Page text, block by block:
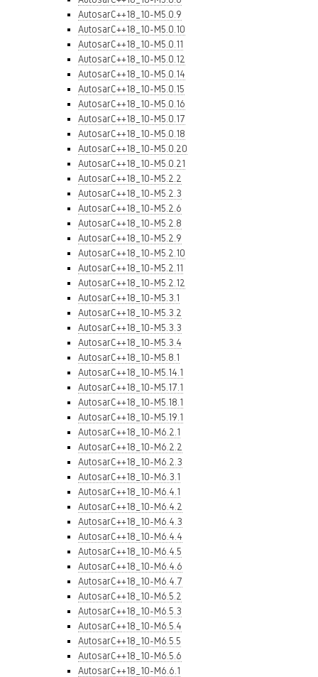
AutosarC++18_10-M5.0.9
AutosarC++18_10-M5.0.10
AutosarC++18_10-M5.0.11
AutosarC++18_10-M5.0.12
AutosarC++18_10-M5.0.14
AutosarC++18_10-M5.0.15
AutosarC++18_10-M5.0.16
AutosarC++18_10-M5.0.17
AutosarC++18_10-M5.0.18
AutosarC++18_10-M5.0.20
AutosarC++18_10-M5.0.21
AutosarC++18_10-M5.2.2
AutosarC++18_10-M5.2.3
AutosarC++18_10-M5.2.6
AutosarC++18_10-M5.2.8
AutosarC++18_10-M5.2.9
AutosarC++18_10-M5.2.10
AutosarC++18_10-M5.2.11
AutosarC++18_10-M5.2.12
AutosarC++18_10-M5.3.1
AutosarC++18_10-M5.3.2
AutosarC++18_10-M5.3.3
AutosarC++18_10-M5.3.4
AutosarC++18_10-M5.8.1
AutosarC++18_10-M5.14.1
AutosarC++18_10-M5.17.1
AutosarC++18_10-M5.18.1
AutosarC++18_10-M5.19.1
AutosarC++18_10-M6.2.1
AutosarC++18_10-M6.2.2
AutosarC++18_10-M6.2.3
AutosarC++18_10-M6.3.1
AutosarC++18_10-M6.4.1
AutosarC++18_10-M6.4.2
AutosarC++18_10-M6.4.3
AutosarC++18_10-M6.4.4
AutosarC++18_10-M6.4.5
AutosarC++18_10-M6.4.6
AutosarC++18_10-M6.4.7
AutosarC++18_10-M6.5.2
AutosarC++18_10-M6.5.3
AutosarC++18_10-M6.5.4
AutosarC++18_10-M6.5.5
AutosarC++18_10-M6.5.6
AutosarC++18_10-M6.6.1